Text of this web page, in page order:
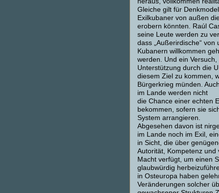
Gleiche gilt für
Exilkubaner von außen
erobern könnten. Raúl
seine Leute werden zu
dass „Außerirdische“ von
Kubanern willkommen
werden. Und ein
Unterstützung durch die
diesem Ziel zu kommen,
Bürgerkrieg münden.
im Lande werden nicht
die Chance einer echten
bekommen, sofern sie
System arrangieren.
Abgesehen davon ist
im Lande noch im Exil,
in Sicht, die über
Autorität, Kompetenz und
Macht verfügt, um einen
glaubwürdig
in Osteuropa haben
Veränderungen solcher